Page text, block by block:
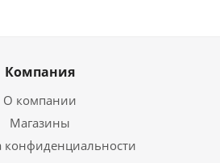
Компания
О компании
Магазины
конфиденциальности